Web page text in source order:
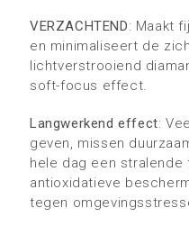
VERZACHTEND: Maakt
en minimaliseert de
lichtverstrooiend
soft-focus effect.
Langwerkend effect:
geven, missen
hele dag een
antioxidatieve
tegen